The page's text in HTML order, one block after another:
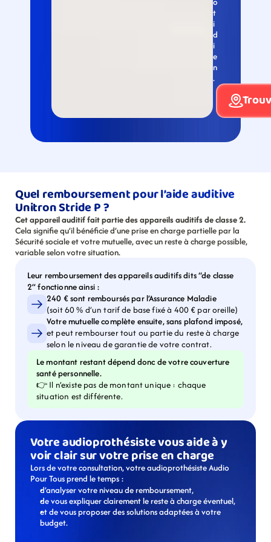
t
i
d
i
e
n
.
Quel remboursement pour l’aide auditive
Unitron Stride P ?
Cet appareil auditif fait partie des appareils auditifs de classe 2.
Cela signifie qu’il bénéficie d’une prise en charge partielle par la
Sécurité sociale et votre mutuelle, avec un reste à charge possible,
variable selon votre situation.
Leur remboursement des appareils auditifs dits “de classe
2” fonctionne ainsi :
240 € sont remboursés par l’Assurance Maladie
(soit 60 % d’un tarif de base fixé à 400 € par oreille)
Votre mutuelle complète ensuite, sans plafond imposé,
et peut rembourser tout ou partie du reste à charge
selon le niveau de garantie de votre contrat.
Le montant restant dépend donc de votre couverture
santé personnelle.
👉 Il n’existe pas de montant unique : chaque
situation est différente.
Votre audioprothésiste vous aide à y
voir clair sur votre prise en charge
Lors de votre consultation, votre audioprothésiste Audio
Pour Tous prend le temps :
d’analyser votre niveau de remboursement,
de vous expliquer clairement le reste à charge éventuel,
et de vous proposer des solutions adaptées à votre
budget.